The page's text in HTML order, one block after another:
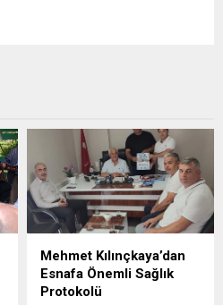
Mehmet Kılınçkaya’dan
Esnafa Önemli Sağlık
Protokolü